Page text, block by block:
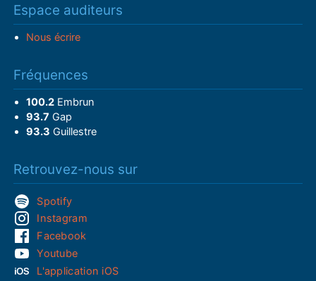
Espace auditeurs
Nous écrire
Fréquences
100.2Embrun
93.7 Gap
93.3 Guillestre
Retrouvez-nous sur
Spotify
Instagram
Facebook
Youtube
L'application iOS